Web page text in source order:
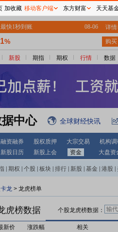
新股 期指 期权 行情 数据
中心 全球财经快讯
融资融券 股权质押 大宗交易 机构
新股日历 新股上会 资金 大盘资
期权 个股 板块 排行 新股 基金 港股
龙 > 龙虎榜单
虎榜数据 个股龙虎榜数据：
新价 涨跌幅 相关
加收藏 移动客户端 东方财富 天天基